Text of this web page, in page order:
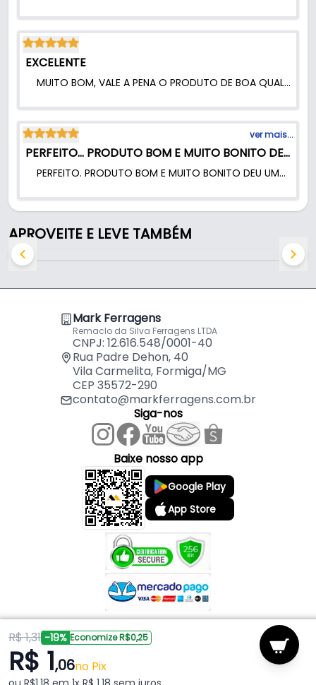
R$ 1,31 -19% Economize R$0,25
R$ 1,06no Pix
- Tampa: Removível
EXCELENTE
MUITO BOM, VALE A PENA O PRODUTO DE BOA QUALIDADE,.
ver mais...
PERFEITO... PRODUTO BOM E MUITO BONITO DEU UMA NOV
PERFEITO. PRODUTO BOM E MUITO BONITO DEU UMA NOVA VIDA AS MESAS.
APROVEITE E LEVE TAMBÉM
Mark Ferragens
Remaclo da Silva Ferragens LTDA
CNPJ: 12.616.548/0001-40
Rua Padre Dehon, 40
Vila Carmelita, Formiga/MG
CEP 35572-290
contato@markferragens.com.br
Siga-nos
Baixe nosso app
Google Play
App Store
Copyright © 2026 Mark Ferragens. Todos os direitos reservados.